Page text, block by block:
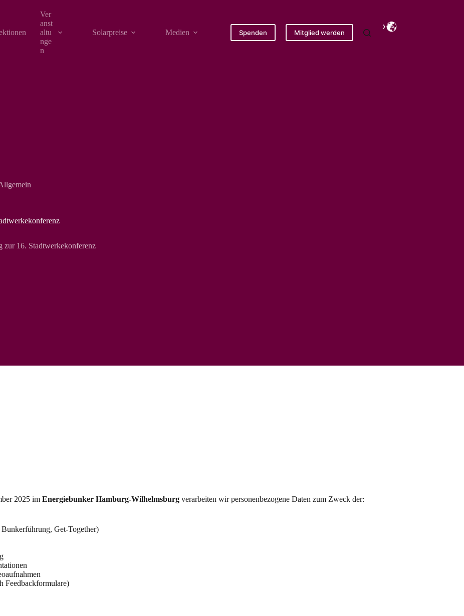
Ver
anst
altu
nge
n
Solarpreise Medien Spenden Mitglied werden
zur 16. Stadtwerkekonferenz
2025 im Energiebunker Hamburg-Wilhelmsburg verarbeiten wir personenbezogene Daten zum Zweck der:
Get-Together)
Feedbackformulare)